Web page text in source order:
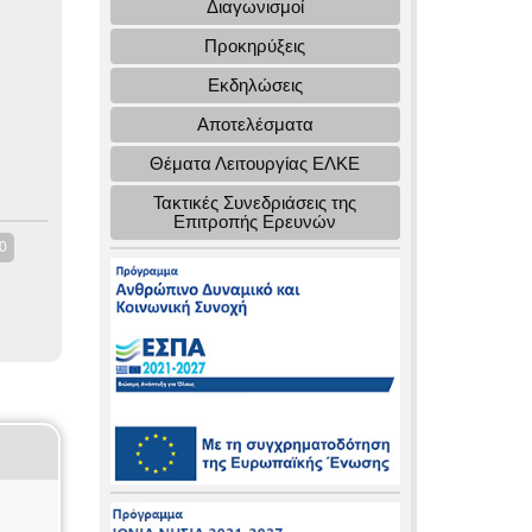
Διαγωνισμοί
Προκηρύξεις
Εκδηλώσεις
Αποτελέσματα
Θέματα Λειτουργίας ΕΛΚΕ
Τακτικές Συνεδριάσεις της
Επιτροπής Ερευνών